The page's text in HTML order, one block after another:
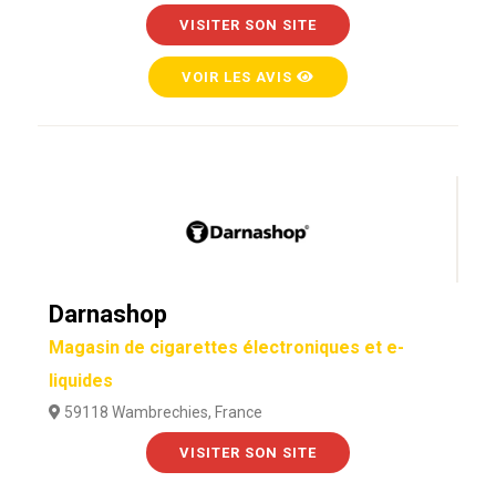
VISITER SON SITE
VOIR LES AVIS
Darnashop
Magasin de cigarettes électroniques et e-
liquides
59118 Wambrechies, France
VISITER SON SITE